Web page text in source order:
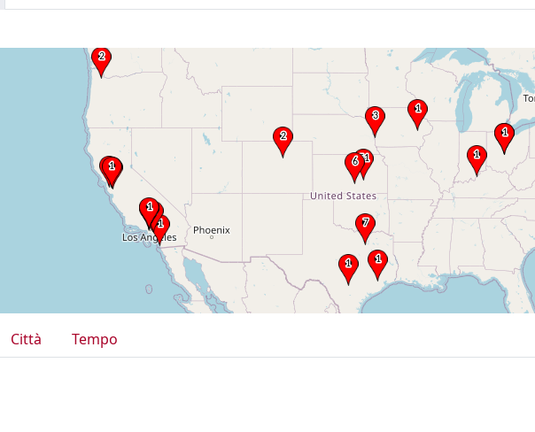
Città
Tempo